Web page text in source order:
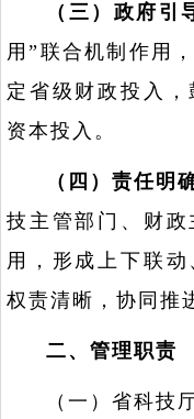
（三）政府引
用”联合机制作用
定省级财政投入
资本投入。
（四）责任明
技主管部门、财
用，形成上下联
权责清晰，协同推
二、管理职责
（一）省科技